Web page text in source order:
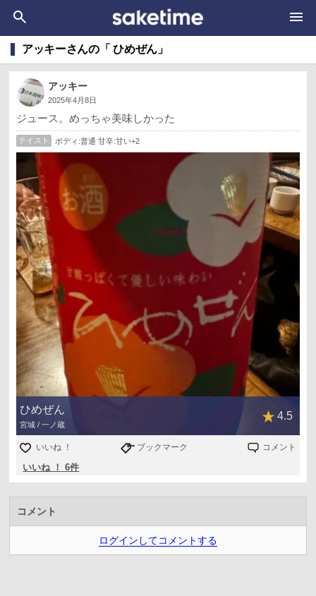
アッキーさんの「 ひめぜん」
アッキー
2025年4月8日
ジュース。めっちゃ美味しかった
テイスト ボディ:普通 甘辛:甘い+2
ひめぜん
宮城 / 一ノ蔵
4.5
いいね ！ ブックマーク コメント
いいね ！ 6件
コメント
ログインしてコメントする